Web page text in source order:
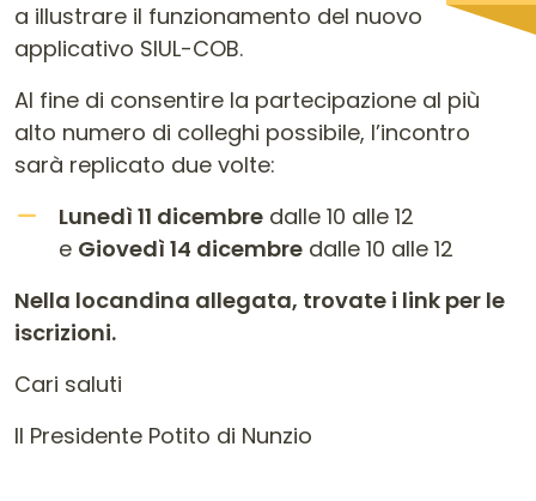
a illustrare il funzionamento del nuovo
applicativo SIUL-COB.
Al fine di consentire la partecipazione al più
alto numero di colleghi possibile, l’incontro
sarà replicato due volte:
Lunedì 11 dicembre dalle 10 alle 12
e Giovedì 14 dicembre dalle 10 alle 12
Nella locandina allegata, trovate i link per le
iscrizioni.
Cari saluti
Il Presidente Potito di Nunzio